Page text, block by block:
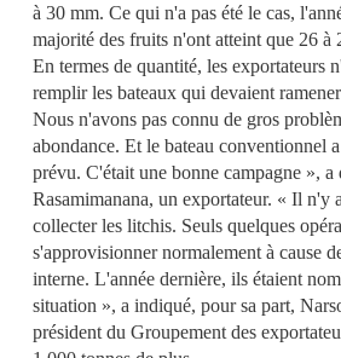
à 30 mm. Ce qui n'a pas été le cas,
majorité des fruits n'ont atteint que 26 à
En termes de quantité, les exportateurs
remplir les bateaux qui devaient
Nous n'avons pas connu de gros
abondance. Et le bateau conventionnel
prévu. C'était une bonne campagne », a
Rasamimanana, un exportateur. « Il n'y
collecter les litchis. Seuls quelques
s'approvisionner normalement à cause
interne. L'année dernière, ils étaient
situation », a indiqué, pour sa part,
président du Groupement des